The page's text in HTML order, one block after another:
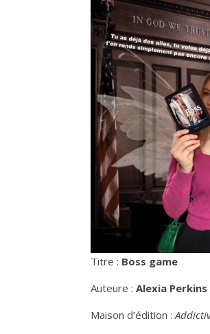
Titre : Boss game
Auteure : Alexia Perkins
Maison d’édition :